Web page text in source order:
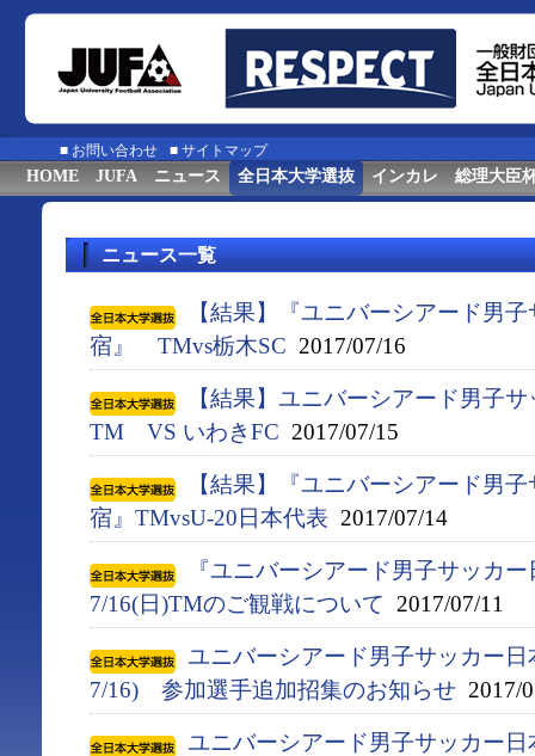
■ お問い合わせ ■ サイトマップ
HOME JUFA ニュース 全日本大学選抜 インカレ 総理大臣
ニュース一覧
【結果】『ユニバーシアード男
宿』 TMvs栃木SC 2017/07/16
【結果】ユニバーシアード男子
TM VS いわきFC 2017/07/15
【結果】『ユニバーシアード男
宿』TMvsU-20日本代表 2017/07/14
『ユニバーシアード男子サッカ
7/16(日)TMのご観戦について 2017/07/11
ユニバーシアード男子サッカー
7/16) 参加選手追加招集のお知らせ 2017/
ユニバーシアード男子サッカー